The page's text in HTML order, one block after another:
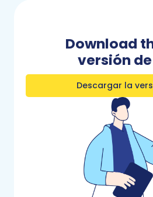
Download
versión de
Descargar la